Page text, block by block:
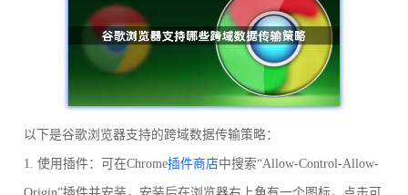
以下是谷歌浏览器支持的跨域数据传输策略：
1. 使用插件：可在Chrome插件商店中搜索“Allow-Control-Allow-